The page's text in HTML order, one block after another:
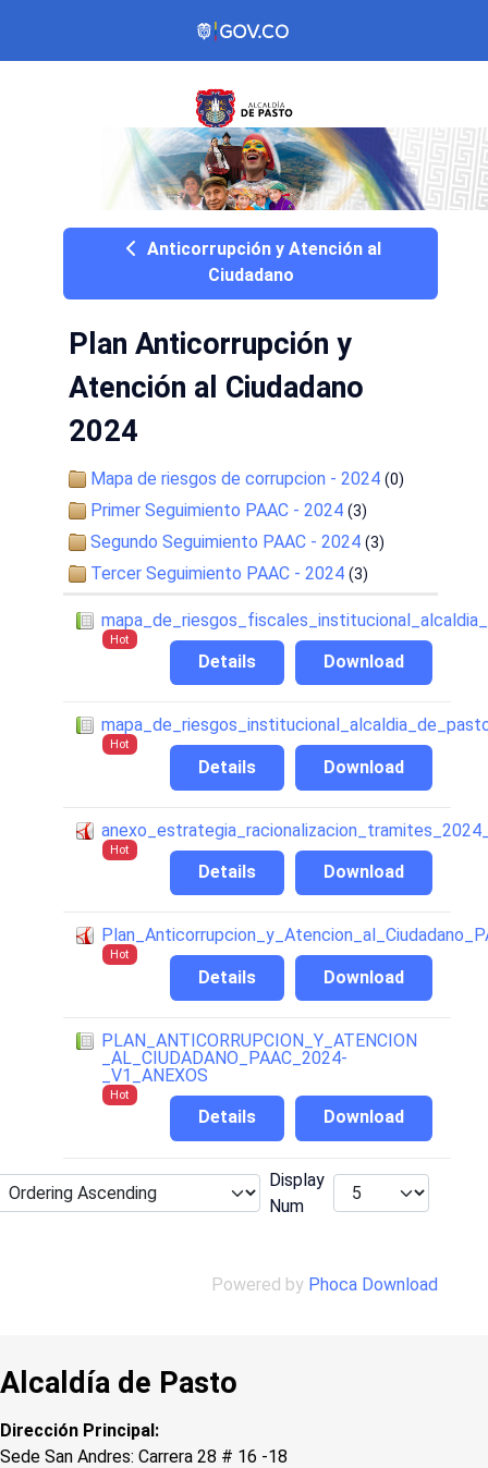
Anticorrupción y Atención al
Ciudadano
Plan Anticorrupción y
Atención al Ciudadano
2024
Mapa de riesgos de corrupcion - 2024 (0)
Primer Seguimiento PAAC - 2024 (3)
Segundo Seguimiento PAAC - 2024 (3)
Tercer Seguimiento PAAC - 2024 (3)
Hot
Download
Details
Hot
Download
Details
Hot
Download
Details
Hot
Download
Details
PLAN_ANTICORRUPCION_Y_ATENCION
_AL_CIUDADANO_PAAC_2024-
_V1_ANEXOS
Hot
Download
Details
Display
Num
Powered by Phoca Download
Alcaldía de Pasto
Dirección Principal:
Sede San Andres: Carrera 28 # 16 -18